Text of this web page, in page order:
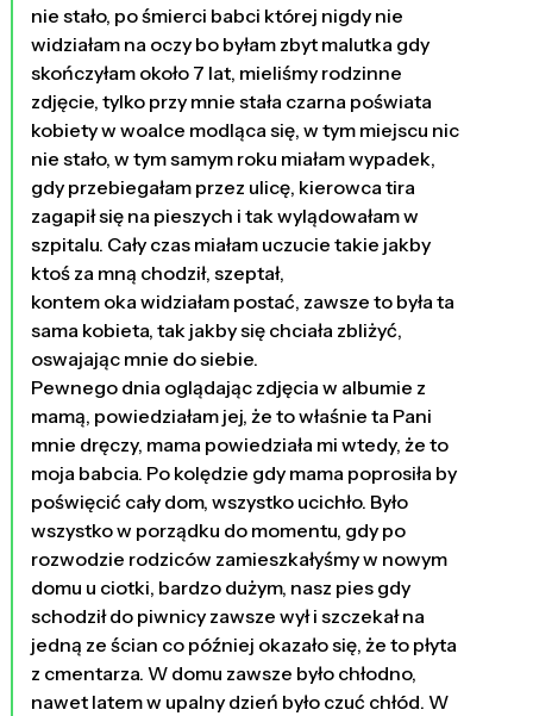
nie stało, po śmierci babci której nigdy nie
widziałam na oczy bo byłam zbyt malutka gdy
skończyłam około 7 lat, mieliśmy rodzinne
zdjęcie, tylko przy mnie stała czarna poświata
kobiety w woalce modląca się, w tym miejscu nic
nie stało, w tym samym roku miałam wypadek,
gdy przebiegałam przez ulicę, kierowca tira
zagapił się na pieszych i tak wylądowałam w
szpitalu. Cały czas miałam uczucie takie jakby
ktoś za mną chodził, szeptał,
kontem oka widziałam postać, zawsze to była ta
sama kobieta, tak jakby się chciała zbliżyć,
oswajając mnie do siebie.
Pewnego dnia oglądając zdjęcia w albumie z
mamą, powiedziałam jej, że to właśnie ta Pani
mnie dręczy, mama powiedziała mi wtedy, że to
moja babcia. Po kolędzie gdy mama poprosiła by
poświęcić cały dom, wszystko ucichło. Było
wszystko w porządku do momentu, gdy po
rozwodzie rodziców zamieszkałyśmy w nowym
domu u ciotki, bardzo dużym, nasz pies gdy
schodził do piwnicy zawsze wył i szczekał na
jedną ze ścian co później okazało się, że to płyta
z cmentarza. W domu zawsze było chłodno,
nawet latem w upalny dzień było czuć chłód. W